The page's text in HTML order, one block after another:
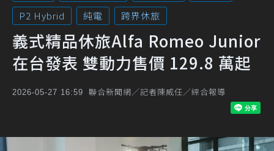
P2 Hybrid
純電 跨界休旅
義式精品休旅Alfa Romeo Junior
在台發表 雙動力售價 129.8 萬起
2026-05-27 16:59 聯合新聞網／記者陳威任／綜合報導